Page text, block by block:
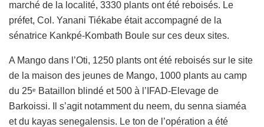
marché de la localité, 3330 plants ont été reboisés. Le
préfet, Col. Yanani Tiékabe était accompagné de la
sénatrice Kankpé-Kombath Boule sur ces deux sites.
A Mango dans l’Oti, 1250 plants ont été reboisés sur le site
de la maison des jeunes de Mango, 1000 plants au camp
du 25e
Bataillon blindé et 500 à l’IFAD-Elevage de
Barkoissi. Il s’agit notamment du neem, du senna siaméa
et du kayas senegalensis. Le ton de l’opération a été